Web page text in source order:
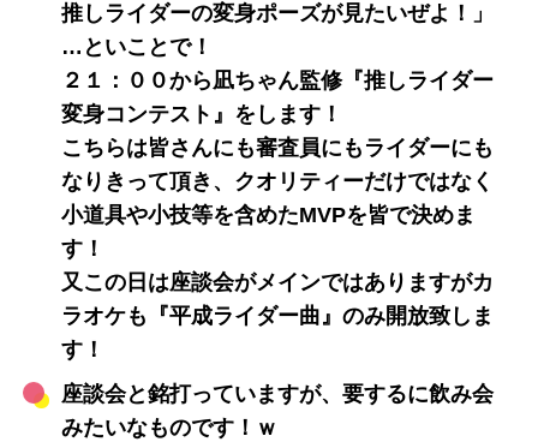
推しライダーの変身ポーズが見たいぜよ！」
…といことで！
２１：００から凪ちゃん監修『推しライダー
変身コンテスト』をします！
こちらは皆さんにも審査員にもライダーにも
なりきって頂き、クオリティーだけではなく
小道具や小技等を含めたMVPを皆で決めま
す！
又この日は座談会がメインではありますがカ
ラオケも『平成ライダー曲』のみ開放致しま
す！
座談会と銘打っていますが、要するに飲み会
みたいなものです！ｗ